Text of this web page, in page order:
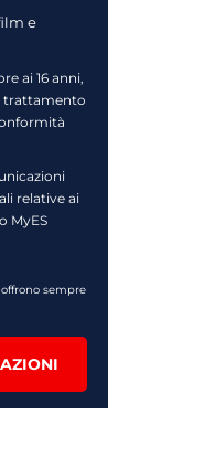
e
ai 16 anni,
trattamento
relative ai
MyES
sempre